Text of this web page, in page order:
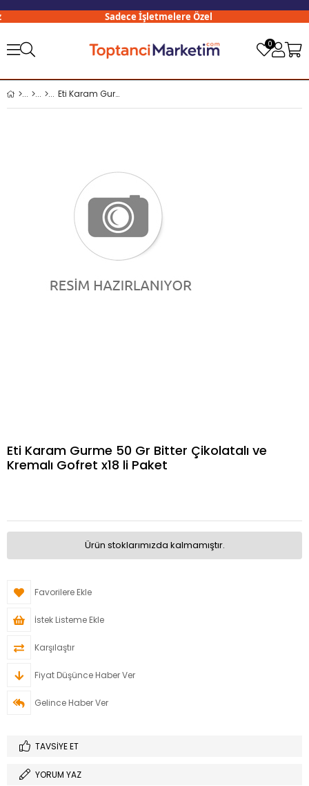
Sadece İşletmelere Özel
0
Eti Karam Gurme 50 Gr Bitter Çikolatalı ve Kremalı Gofret x18 li Paket
Eti Karam Gurme 50 Gr Bitter Çikolatalı ve
Kremalı Gofret x18 li Paket
Ürün stoklarımızda kalmamıştır.
Favorilere Ekle
İstek Listeme Ekle
Karşılaştır
Fiyat Düşünce Haber Ver
Gelince Haber Ver
TAVSIYE ET
YORUM YAZ